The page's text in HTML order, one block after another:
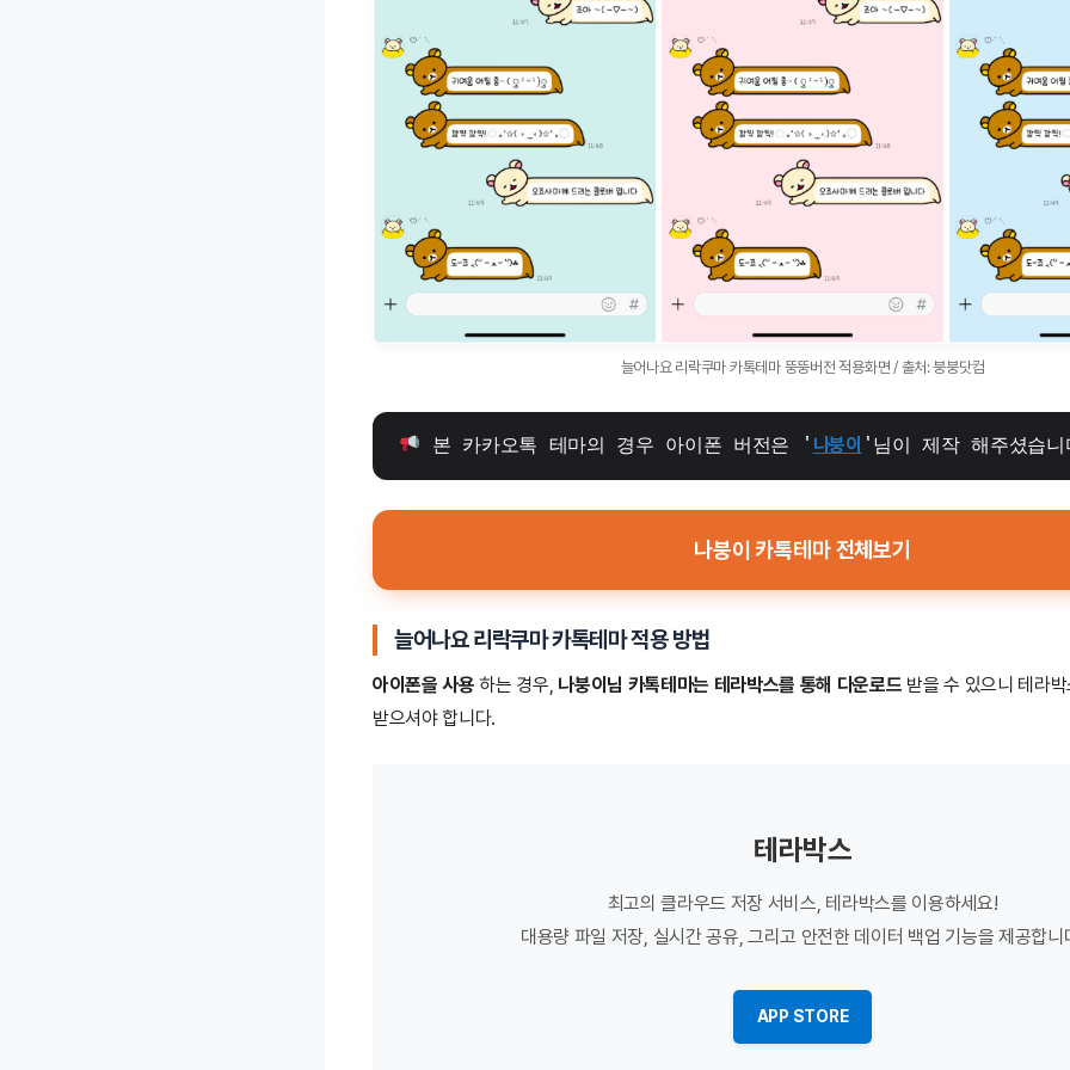
늘어나요 리락쿠마 카톡테마 뚱뚱버전 적용화면 / 출처: 붕붕닷컴
본 카카오톡 테마의 경우 아이폰 버전은 ' 나붕이 '님이 제작 해주셨습
나붕이 카톡테마 전체보기
늘어나요 리락쿠마카톡테마 적용 방법
아이폰을 사용 하는 경우, 나붕이님 카톡테마는 테라박스를 통해 다운로드 받을 수 있으니 테라
받으셔야 합니다.
테라박스
최고의 클라우드 저장 서비스, 테라박스를 이용하세요!
대용량 파일 저장, 실시간 공유, 그리고 안전한 데이터 백업 기능을 제공합니
APP STORE